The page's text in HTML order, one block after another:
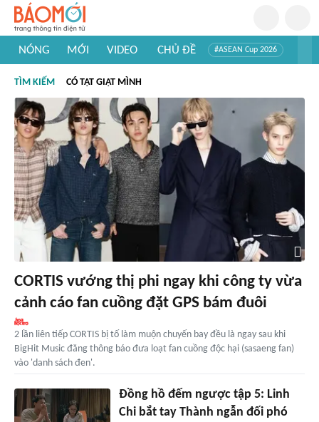
NÓNG MỚI VIDEO CHỦ ĐỀ #ASEAN Cup 2026
#Khám phá thế giới
TÌM KIẾM CÓ TẬT GIẬT MÌNH
CORTIS vướng thị phi ngay khi công ty vừa
cảnh cáo fan cuồng đặt GPS bám đuôi
2 lần liên tiếp CORTIS bị tố làm muộn chuyến bay đều là ngay sau khi
BigHit Music đăng thông báo đưa loạt fan cuồng độc hại (sasaeng fan)
vào 'danh sách đen'.
Đồng hồ đếm ngược tập 5: Linh
Chi bắt tay Thành ngẫn đối phó